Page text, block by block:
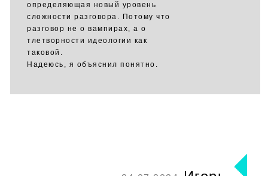
определяющая новый уровень
сложности разговора. Потому что
разговор не о вампирах, а о
тлетворности идеологии как
таковой.
Надеюсь, я объяснил понятно.